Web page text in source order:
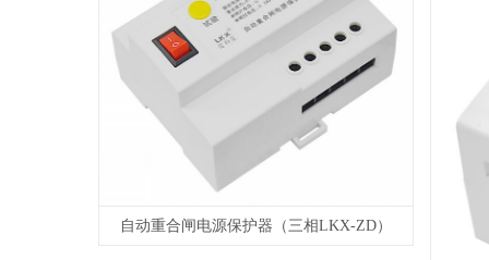
自动重合闸电源保护器（三相LKX-ZD）